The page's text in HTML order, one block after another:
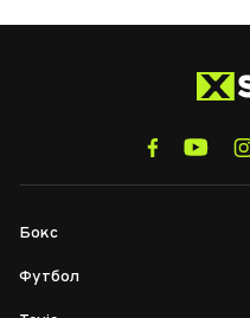
Бокс
Футбол